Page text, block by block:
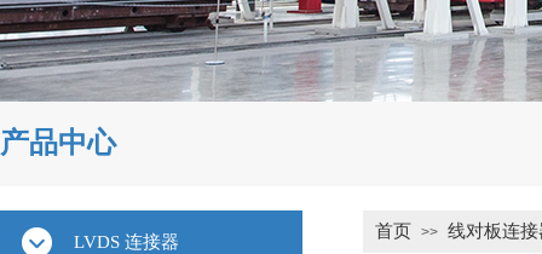
产品中心
LVDS 连接器
首页 >> 线对板连接